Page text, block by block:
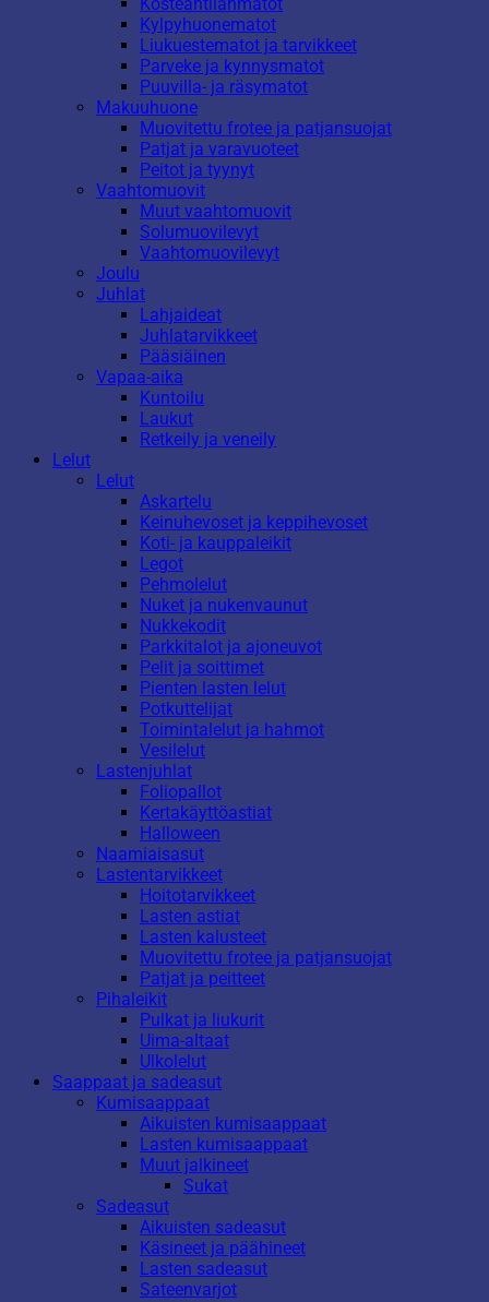
Kylpyhuonematot
Liukuestematot ja tarvikkeet
Parveke ja kynnysmatot
Puuvilla- ja räsymatot
Makuuhuone
Muovitettu frotee ja patjansuojat
Patjat ja varavuoteet
Peitot ja tyynyt
Vaahtomuovit
Muut vaahtomuovit
Solumuovilevyt
Vaahtomuovilevyt
Joulu
Juhlat
Lahjaideat
Juhlatarvikkeet
Pääsiäinen
Vapaa-aika
Kuntoilu
Laukut
Retkeily ja veneily
Lelut
Lelut
Askartelu
Keinuhevoset ja keppihevoset
Koti- ja kauppaleikit
Legot
Pehmolelut
Nuket ja nukenvaunut
Nukkekodit
Parkkitalot ja ajoneuvot
Pelit ja soittimet
Pienten lasten lelut
Potkuttelijat
Toimintalelut ja hahmot
Vesilelut
Lastenjuhlat
Foliopallot
Kertakäyttöastiat
Halloween
Naamiaisasut
Lastentarvikkeet
Hoitotarvikkeet
Lasten astiat
Lasten kalusteet
Muovitettu frotee ja patjansuojat
Patjat ja peitteet
Pihaleikit
Pulkat ja liukurit
Uima-altaat
Ulkolelut
Saappaat ja sadeasut
Kumisaappaat
Aikuisten kumisaappaat
Lasten kumisaappaat
Muut jalkineet
Sukat
Sadeasut
Aikuisten sadeasut
Käsineet ja päähineet
Lasten sadeasut
Sateenvarjot